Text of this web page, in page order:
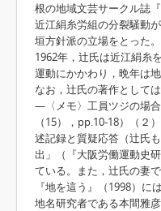
根の地域文芸サークル誌
近江絹糸労組の分裂騒動
垣方針派の立場をとった。
1962年，辻氏は近江絹糸
運動にかかわり，晩年は
なお，辻氏の著作として
―〈メモ〉工員ツジの場合
（15），pp.10-18）（２
述記録と質疑応答（辻氏
出」（『大阪労働運動史
ている。また，辻氏の妻
『地を這う』（1998）に
地名研究者である本間雅